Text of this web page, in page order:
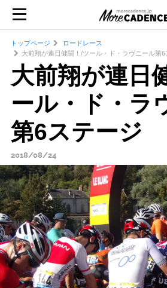
トップページ
ロードレース
大前翔が連日健闘！/ツール・ド・ラヴニール第6
大前翔が連日
ール・ド・ラ
第6ステージ
2018/08/24